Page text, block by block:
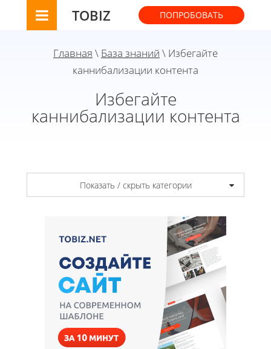
TOBIZ ПОПРОБОВАТЬ
Главная \ База знаний \ Избегайте
каннибализации контента
Избегайте
каннибализации контента
Показать / скрыть категории